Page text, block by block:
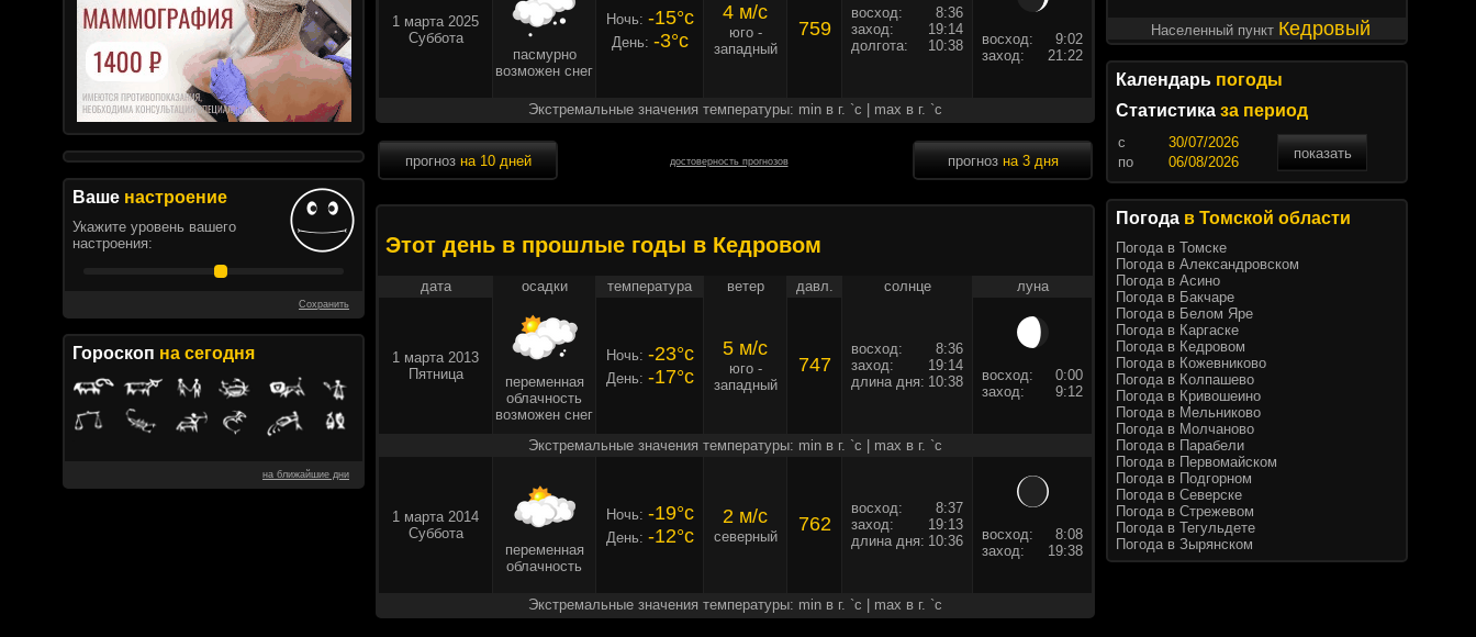
Ваше настроение
Укажите уровень вашего
настроения:
Сохранить
Гороскоп на сегодня
на ближайшие дни
1 марта 2025
Суббота
пасмурно
возможен снег
Ночь: -15°c
День: -3°c
4 м/c
юго -
западный
759
восход:
8:36
заход:
19:14
долгота:
10:38 восход:
9:02
заход:
21:22
Экстремальные значения температуры: min в г. `c | max в г. `c
прогноз на 10 дней достоверность прогнозов прогноз на 3 дня
Этот день в прошлые годы в Кедровом
дата осадки температура ветер давл. солнце луна
1 марта 2013
Пятница
переменная
облачность
возможен снег
Ночь: -23°c
День: -17°c
5 м/c
юго -
западный
747
восход:
8:36
заход:
19:14
длина дня: 10:38 восход:
0:00
заход:
9:12
Экстремальные значения температуры: min в г. `c | max в г. `c
1 марта 2014
Суббота
переменная
облачность
Ночь: -19°c
День: -12°c
2 м/c
северный
762
восход:
8:37
заход:
19:13
длина дня: 10:36 восход:
8:08
заход:
19:38
Экстремальные значения температуры: min в г. `c | max в г. `c
Населенный пункт Кедровый
Календарь погоды
Статистика за период
c
показать
по
Погода в Томской области
Погода в Томске
Погода в Александровском
Погода в Асино
Погода в Бакчаре
Погода в Белом Яре
Погода в Каргаске
Погода в Кедровом
Погода в Кожевниково
Погода в Колпашево
Погода в Кривошеино
Погода в Мельниково
Погода в Молчаново
Погода в Парабели
Погода в Первомайском
Погода в Подгорном
Погода в Северске
Погода в Стрежевом
Погода в Тегульдете
Погода в Зырянском